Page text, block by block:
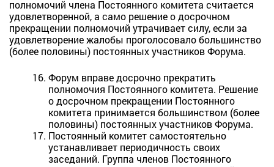
полномочий члена Постоянного комитета считается
удовлетворенной, а само решение о досрочном
прекращении полномочий утрачивает силу, если за
удовлетворение жалобы проголосовало большинство
(более половины) постоянных участников Форума.
Форум вправе досрочно прекратить
полномочия Постоянного комитета. Решение
о досрочном прекращении Постоянного
комитета принимается большинством (более
половины) постоянных участников Форума.
Постоянный комитет самостоятельно
устанавливает периодичность своих
заседаний. Группа членов Постоянного